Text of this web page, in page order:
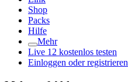
Shop
Packs
Hilfe
Mehr
Live 12 kostenlos testen
Einloggen oder registrieren